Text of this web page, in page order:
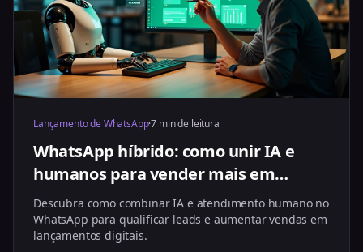
Lançamento de WhatsApp·7 min de leitura
WhatsApp híbrido: como unir IA e
humanos para vender mais em
lançamentos
Descubra como combinar IA e atendimento humano no
WhatsApp para qualificar leads e aumentar vendas em
lançamentos digitais.